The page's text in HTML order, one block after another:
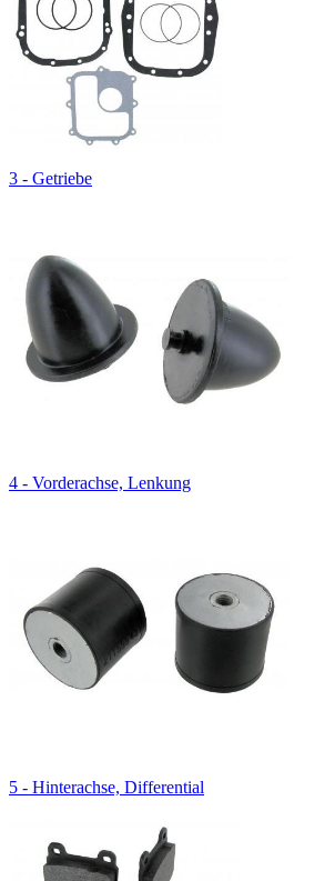
3 - Getriebe
4 - Vorderachse, Lenkung
5 - Hinterachse, Differential